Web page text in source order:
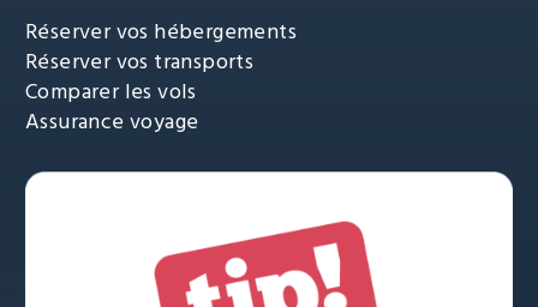
Réserver vos hébergements
Réserver vos transports
Comparer les vols
Assurance voyage